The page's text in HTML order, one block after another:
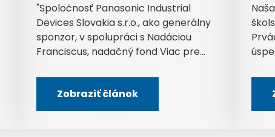
"Spoločnosť Panasonic Industrial
Devices Slovakia s.r.o., ako generálny
sponzor, v spolupráci s Nadáciou
Franciscus, nadačný fond Viac pre...
Zobraziť článok